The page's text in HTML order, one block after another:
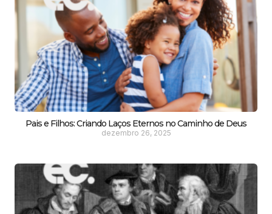
Pais e Filhos: Criando Laços Eternos no Caminho de Deus
dezembro 26, 2025